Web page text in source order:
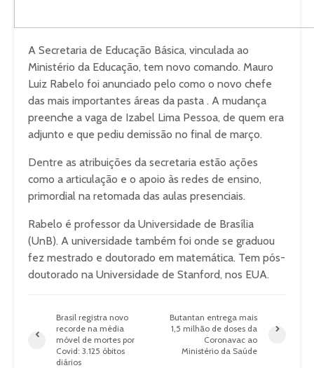
A Secretaria de Educação Básica, vinculada ao
Ministério da Educação, tem novo comando. Mauro
Luiz Rabelo foi anunciado pelo como o novo chefe
das mais importantes áreas da pasta . A mudança
preenche a vaga de Izabel Lima Pessoa, de quem era
adjunto e que pediu demissão no final de março.
Dentre as atribuições da secretaria estão ações
como a articulação e o apoio às redes de ensino,
primordial na retomada das aulas presenciais.
Rabelo é professor da Universidade de Brasília
(UnB). A universidade também foi onde se graduou
fez mestrado e doutorado em matemática. Tem pós-
doutorado na Universidade de Stanford, nos EUA.
Brasil registra novo
recorde na média
móvel de mortes por
Covid: 3.125 óbitos
diários
Butantan entrega mais
1,5 milhão de doses da
Coronavac ao
Ministério da Saúde